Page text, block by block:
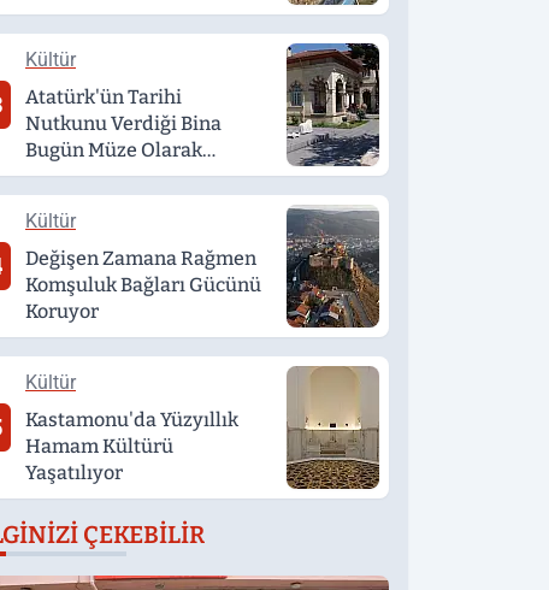
Kültür
Atatürk'ün Tarihi
Nutkunu Verdiği Bina
Bugün Müze Olarak
Hizmet Veriyor
Kültür
Değişen Zamana Rağmen
Komşuluk Bağları Gücünü
Koruyor
Kültür
Kastamonu'da Yüzyıllık
Hamam Kültürü
Yaşatılıyor
ÇEKEBILIR